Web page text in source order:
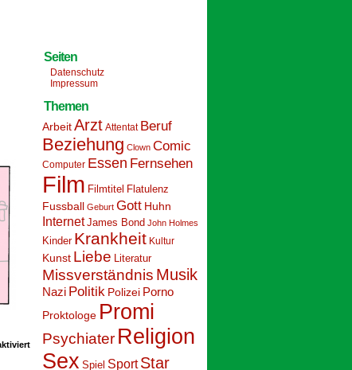
für
Schoolpeppers
Seiten
Datenschutz
Impressum
Themen
ArbeitArzt Attentat Beruf
Beziehung Clown Comic
Computer Essen Fernsehen
Film Filmtitel Flatulenz
Fussball Geburt Gott Huhn
Internet James Bond John Holmes
Kinder Krankheit Kultur
Kunst Liebe Literatur
Missverständnis Musik
Nazi Politik Polizei Porno
Proktologe Promi
Psychiater Religion
Sex Spiel Sport Star